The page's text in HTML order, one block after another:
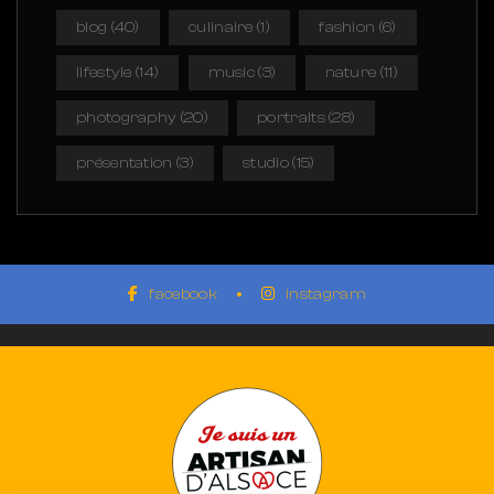
blog (40) culinaire (1) fashion (6)
lifestyle (14) music(3) nature (11)
photography (20) portraits(28)
présentation (3) studio(15)
facebook instagram